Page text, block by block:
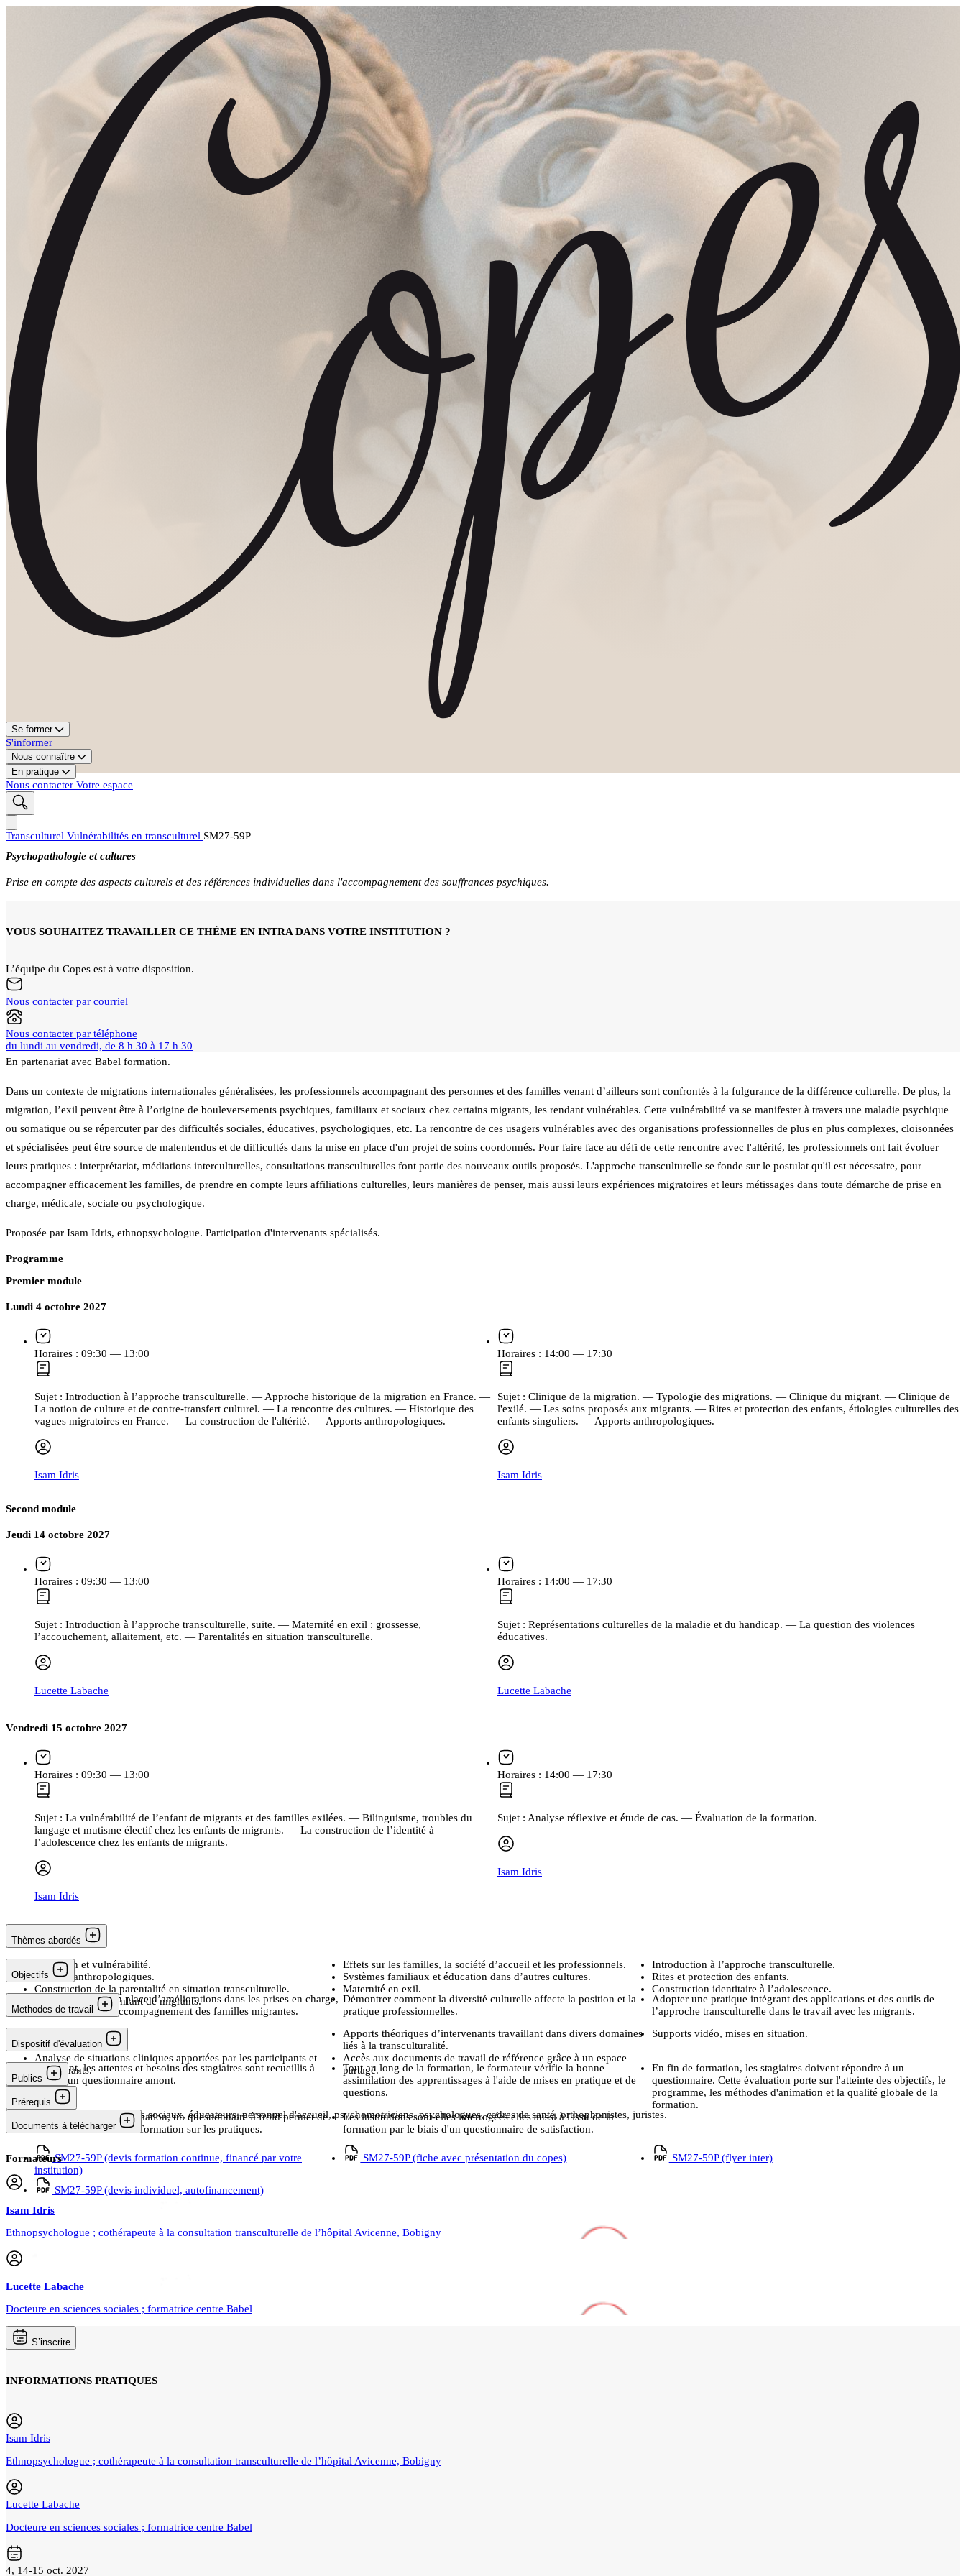
Se former
S'informer
Nous connaître
En pratique
Nous contacter Votre espace
Transculturel Vulnérabilités en transculturel SM27-59P
Psychopathologie et cultures
Prise en compte des aspects culturels et des références individuelles dans l'accompagnement des souffrances psychiques.
VOUS SOUHAITEZ TRAVAILLER CE THÈME EN INTRA DANS VOTRE INSTITUTION ?
L’équipe du Copes est à votre disposition.
Nous contacter par courriel
Nous contacter par téléphone
du lundi au vendredi, de 8 h 30 à 17 h 30
En partenariat avec Babel formation.
Dans un contexte de migrations internationales généralisées, les professionnels accompagnant des personnes et des familles venant d’ailleurs sont confrontés à la fulgurance de la différence culturelle. De plus, la
migration, l’exil peuvent être à l’origine de bouleversements psychiques, familiaux et sociaux chez certains migrants, les rendant vulnérables. Cette vulnérabilité va se manifester à travers une maladie psychique
ou somatique ou se répercuter par des difficultés sociales, éducatives, psychologiques, etc. La rencontre de ces usagers vulnérables avec des organisations professionnelles de plus en plus complexes, cloisonnées
et spécialisées peut être source de malentendus et de difficultés dans la mise en place d'un projet de soins coordonnés. Pour faire face au défi de cette rencontre avec l'altérité, les professionnels ont fait évoluer
leurs pratiques : interprétariat, médiations interculturelles, consultations transculturelles font partie des nouveaux outils proposés. L'approche transculturelle se fonde sur le postulat qu'il est nécessaire, pour
accompagner efficacement les familles, de prendre en compte leurs affiliations culturelles, leurs manières de penser, mais aussi leurs expériences migratoires et leurs métissages dans toute démarche de prise en
charge, médicale, sociale ou psychologique.
Proposée par Isam Idris, ethnopsychologue. Participation d'intervenants spécialisés.
Programme
Premier module
Lundi 4 octobre 2027
Horaires : 09:30 — 13:00
Sujet : Introduction à l’approche transculturelle. — Approche historique de la migration en France. —
La notion de culture et de contre-transfert culturel. — La rencontre des cultures. — Historique des
vagues migratoires en France. — La construction de l'altérité. — Apports anthropologiques.
Isam Idris
Horaires : 14:00 — 17:30
Sujet : Clinique de la migration. — Typologie des migrations. — Clinique du migrant. — Clinique de
l'exilé. — Les soins proposés aux migrants. — Rites et protection des enfants, étiologies culturelles des
enfants singuliers. — Apports anthropologiques.
Isam Idris
Second module
Jeudi 14 octobre 2027
Horaires : 09:30 — 13:00
Sujet : Introduction à l’approche transculturelle, suite. — Maternité en exil : grossesse,
l’accouchement, allaitement, etc. — Parentalités en situation transculturelle.
Lucette Labache
Horaires : 14:00 — 17:30
Sujet : Représentations culturelles de la maladie et du handicap. — La question des violences
éducatives.
Lucette Labache
Vendredi 15 octobre 2027
Horaires : 09:30 — 13:00
Sujet : La vulnérabilité de l’enfant de migrants et des familles exilées. — Bilinguisme, troubles du
langage et mutisme électif chez les enfants de migrants. — La construction de l’identité à
l’adolescence chez les enfants de migrants.
Isam Idris
Horaires : 14:00 — 17:30
Sujet : Analyse réflexive et étude de cas. — Évaluation de la formation.
Isam Idris
Thèmes abordés
Migration et vulnérabilité. Effets sur les familles, la société d’accueil et les professionnels.
Introduction à l’approche transculturelle.
Apports anthropologiques.
Systèmes familiaux et éducation dans d’autres cultures.
Rites et protection des enfants.
Construction de la parentalité en situation transculturelle.
Maternité en exil.
Construction identitaire à l’adolescence.
Vulnérabilité de l’enfant de migrants.
Objectifs
Proposer la mise en place d’améliorations dans les prises en charge,
la prévention et l’accompagnement des familles migrantes.
Démontrer comment la diversité culturelle affecte la position et la
pratique professionnelles.
Adopter une pratique intégrant des applications et des outils de
l’approche transculturelle dans le travail avec les migrants.
Methodes de travail
Apports théoriques d’intervenants travaillant dans divers domaines
liés à la transculturalité.
Supports vidéo, mises en situation.
Analyse de situations cliniques apportées par les participants et
intervenants.
Accès aux documents de travail de référence grâce à un espace
partagé.
Dispositif d'évaluation
En amont, les attentes et besoins des stagiaires sont recueillis à
travers un questionnaire amont.
Tout au long de la formation, le formateur vérifie la bonne
assimilation des apprentissages à l'aide de mises en pratique et de
questions.
En fin de formation, les stagiaires doivent répondre à un
questionnaire. Cette évaluation porte sur l'atteinte des objectifs, le
programme, les méthodes d'animation et la qualité globale de la
formation.
Deux mois après la formation, un questionnaire à froid permet de
mesurer les effets de la formation sur les pratiques.
Les institutions sont-elles interrogées elles aussi à l'issu de la
formation par le biais d'un questionnaire de satisfaction.
Publics
Médecins, infirmiers, assistants sociaux, éducateurs, personnel d'accueil, psychomotriciens, psychologues, cadres de santé, orthophonistes, juristes.
Prérequis
Documents à télécharger
SM27-59P (devis formation continue, financé par votre
institution)
SM27-59P (fiche avec présentation du copes) SM27-59P (flyer inter)
SM27-59P (devis individuel, autofinancement)
Formateurs
Isam Idris
Ethnopsychologue ; cothérapeute à la consultation transculturelle de l’hôpital Avicenne, Bobigny
Lucette Labache
Docteure en sciences sociales ; formatrice centre Babel
S’inscrire
INFORMATIONS PRATIQUES
Isam Idris
Ethnopsychologue ; cothérapeute à la consultation transculturelle de l’hôpital Avicenne, Bobigny
Lucette Labache
Docteure en sciences sociales ; formatrice centre Babel
4, 14-15 oct. 2027